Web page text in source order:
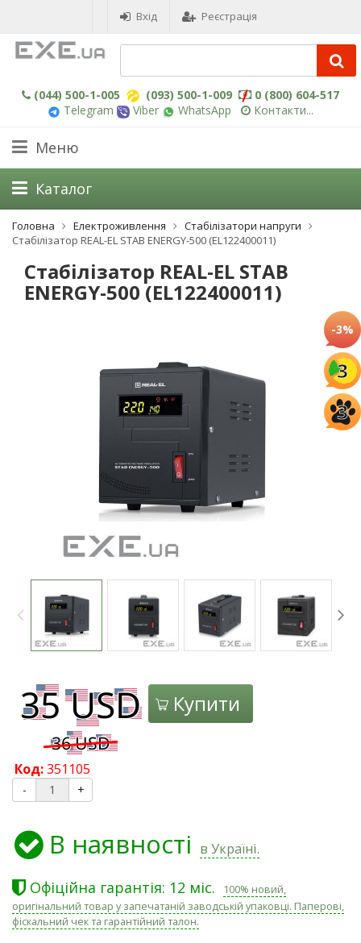
Вхід Реєстрація
(044) 500-1-005 (093) 500-1-009
0 (800) 604-517
Telegram
Viber WhatsApp Контакти...
Меню
Головна Електроживлення
Стабілізатори напруги
Стабілізатор REAL-EL STAB ENERGY-500 (EL122400011)
Стабілізатор REAL-EL STAB
ENERGY-500 (EL122400011)
-3%
3
3
Купити
Код:351105
- +
В наявності в Україні.
Офіційна гарантія: 12 міс.
100% новий,
оригінальний товар у запечатаній заводській упаковці. Паперові,
фіскальний чек та гарантійний талон.
Каталог